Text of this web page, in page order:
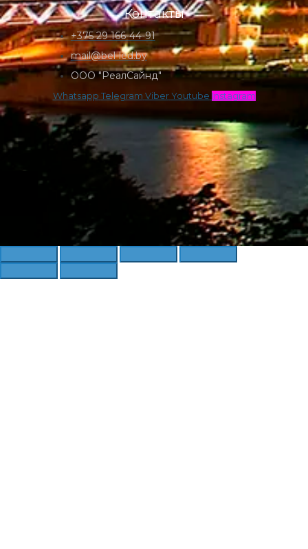
Контакты
+375 29 166-44-91
mail@bel-led.by
ООО "РеалСайнд"
Whatsapp Telegram Viber Youtube Instagram